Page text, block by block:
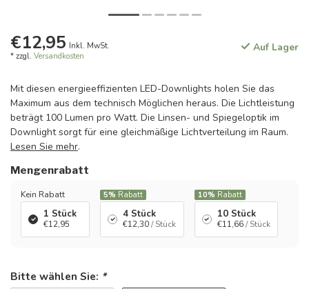
€12,95 Inkl. MwSt.
* zzgl. Versandkosten
Auf Lager
Mit diesen energieeffizienten LED-Downlights holen Sie das
Maximum aus dem technisch Möglichen heraus. Die Lichtleistung
beträgt 100 Lumen pro Watt. Die Linsen- und Spiegeloptik im
Downlight sorgt für eine gleichmäßige Lichtverteilung im Raum.
Lesen Sie mehr.
Mengenrabatt
Kein Rabatt
1 Stück
€12,95
5% Rabatt
4 Stück
€12,30 / Stück
10% Rabatt
10 Stück
€11,66 / Stück
Bitte wählen Sie: *